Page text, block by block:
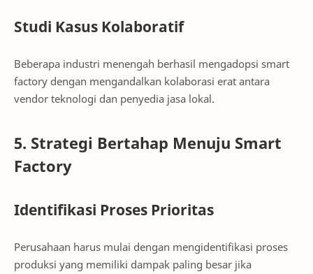
Studi Kasus Kolaboratif
Beberapa industri menengah berhasil mengadopsi smart
factory dengan mengandalkan kolaborasi erat antara
vendor teknologi dan penyedia jasa lokal.
5. Strategi Bertahap Menuju Smart
Factory
Identifikasi Proses Prioritas
Perusahaan harus mulai dengan mengidentifikasi proses
produksi yang memiliki dampak paling besar jika